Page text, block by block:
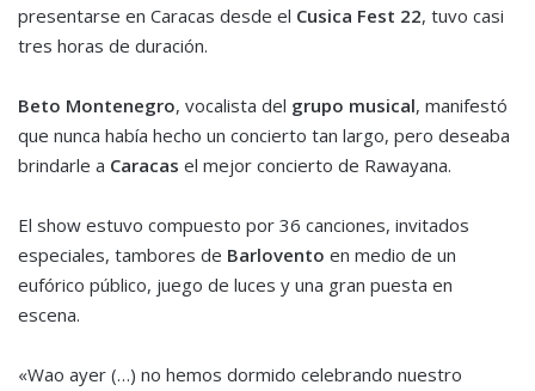
presentarse en Caracas desde el Cusica Fest 22, tuvo casi
tres horas de duración.
Beto Montenegro, vocalista del grupo musical, manifestó
que nunca había hecho un concierto tan largo, pero deseaba
brindarle a Caracas el mejor concierto de Rawayana.
El show estuvo compuesto por 36 canciones, invitados
especiales, tambores de Barlovento en medio de un
eufórico público, juego de luces y una gran puesta en
escena.
«Wao ayer (…) no hemos dormido celebrando nuestro